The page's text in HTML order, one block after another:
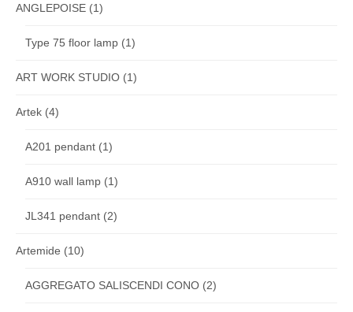
ANGLEPOISE (1)
Type 75 floor lamp (1)
ART WORK STUDIO (1)
Artek (4)
A201 pendant (1)
A910 wall lamp (1)
JL341 pendant (2)
Artemide (10)
AGGREGATO SALISCENDI CONO (2)